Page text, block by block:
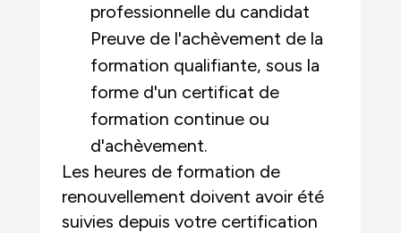
professionnelle du candidat
Preuve de l'achèvement de la
formation qualifiante, sous la
forme d'un certificat de
formation continue ou
d'achèvement.
Les heures de formation de
renouvellement doivent avoir été
suivies depuis votre certification